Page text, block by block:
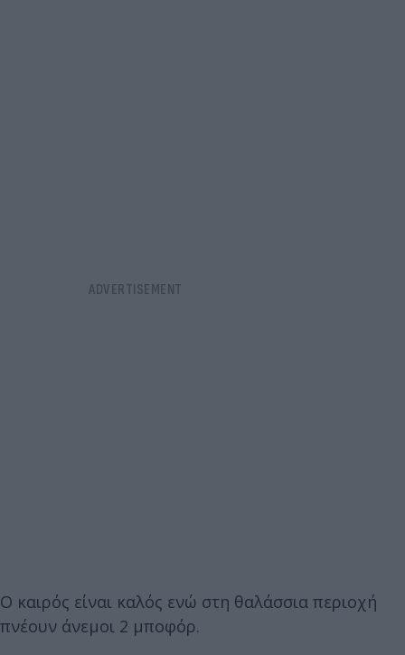
Ο καιρός είναι καλός ενώ στη θαλάσσια περιοχή
πνέουν άνεμοι 2 μποφόρ.